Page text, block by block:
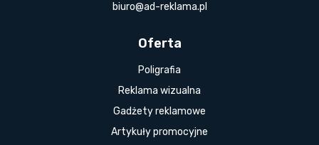
biuro@ad-reklama.pl
Oferta
Poligrafia
Reklama wizualna
Gadżety reklamowe
Artykuły promocyjne